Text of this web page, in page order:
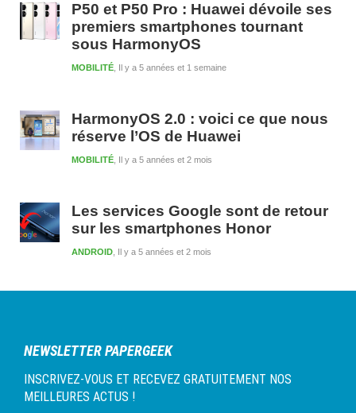
P50 et P50 Pro : Huawei dévoile ses
premiers smartphones tournant
sous HarmonyOS
Il y a 5 années et 1 semaine
MOBILITÉ
HarmonyOS 2.0 : voici ce que nous
réserve l’OS de Huawei
Il y a 5 années et 2 mois
MOBILITÉ
Les services Google sont de retour
sur les smartphones Honor
Il y a 5 années et 2 mois
ANDROID
NEWSLETTER PAPERGEEK
INSCRIVEZ-VOUS ET RECEVEZ GRATUITEMENT NOS
MEILLEURES ACTUS !